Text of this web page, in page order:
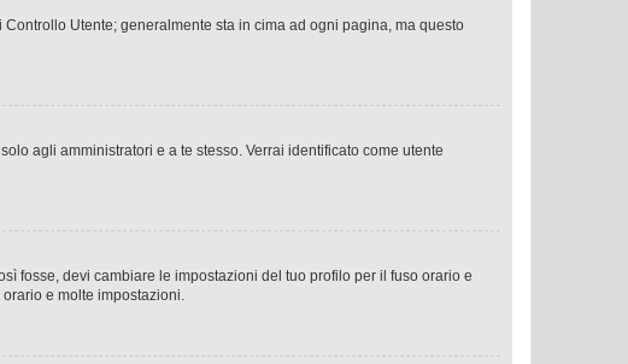
Utente; generalmente sta in cima ad ogni pagina, ma questo
agli amministratori e a te stesso. Verrai identificato come utente
fosse, devi cambiare le impostazioni del tuo profilo per il fuso orario e
e molte impostazioni.